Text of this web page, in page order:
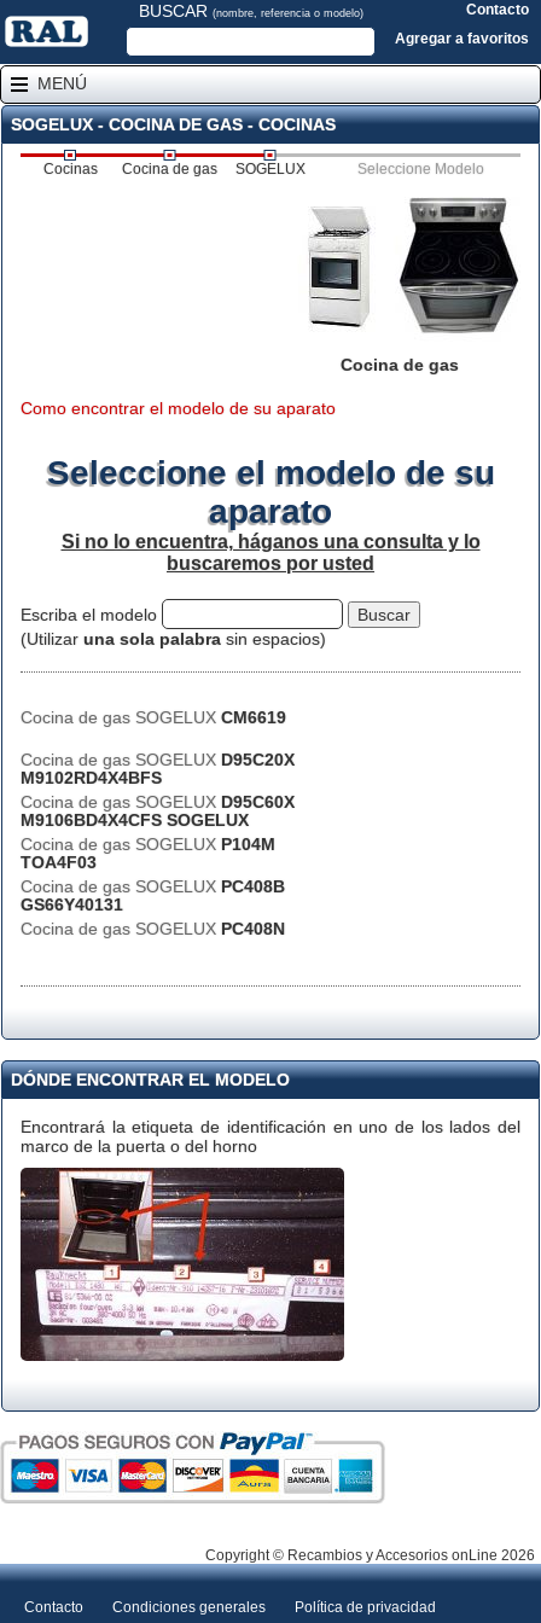
BUSCAR (nombre, referencia o modelo)
Contacto
Agregar a favoritos
MENÚ
SOGELUX - COCINA DE GAS - COCINAS
Cocinas Cocina de gas SOGELUX Seleccione Modelo
Cocina de gas
Como encontrar el modelo de su aparato
Seleccione el modelo de su
aparato
Si no lo encuentra, háganos una consulta y lo
buscaremos por usted
Escriba el modelo
(Utilizar una sola palabra sin espacios)
Cocina de gas SOGELUX CM6619
Cocina de gas SOGELUX D95C20X
M9102RD4X4BFS
Cocina de gas SOGELUX D95C60X
M9106BD4X4CFS SOGELUX
Cocina de gas SOGELUX P104M
TOA4F03
Cocina de gas SOGELUX PC408B
GS66Y40131
Cocina de gas SOGELUX PC408N
DÓNDE ENCONTRAR EL MODELO
Encontrará la etiqueta de identificación en uno de los lados del
marco de la puerta o del horno
Copyright © Recambios y Accesorios onLine 2026
Contacto Condiciones generales Política de privacidad